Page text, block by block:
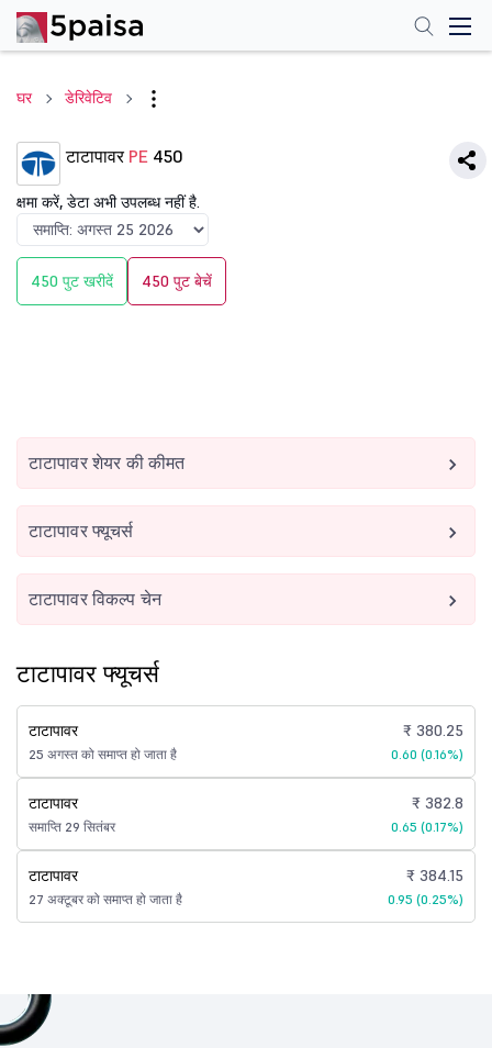
घर डेरिवेटिव
टाटापावर PE 450
क्षमा करें, डेटा अभी उपलब्ध नहीं है.
450 पुट खरीदें 450 पुट बेचें
टाटापावर शेयर की कीमत
टाटापावर फ्यूचर्स
टाटापावर विकल्प चेन
टाटापावर फ्यूचर्स
टाटापावर
25 अगस्त को समाप्त हो जाता है
₹ 380.25
0.60 (0.16%)
टाटापावर
समाप्ति 29 सितंबर
₹ 382.8
0.65 (0.17%)
टाटापावर
27 अक्टूबर को समाप्त हो जाता है
₹ 384.15
0.95 (0.25%)